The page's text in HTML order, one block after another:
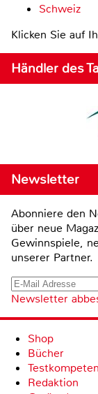
Schweiz
Klicken Sie auf
Händler des
Newsletter
Abonniere den
über neue
Gewinnspiele,
unserer Partner.
Newsletter
Shop
Bücher
Redaktion